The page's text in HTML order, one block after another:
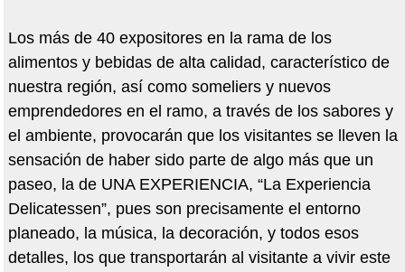
Los más de 40 expositores en la rama de los
alimentos y bebidas de alta calidad, característico de
nuestra región, así como someliers y nuevos
emprendedores en el ramo, a través de los sabores y
el ambiente, provocarán que los visitantes se lleven la
sensación de haber sido parte de algo más que un
paseo, la de UNA EXPERIENCIA, “La Experiencia
Delicatessen”, pues son precisamente el entorno
planeado, la música, la decoración, y todos esos
detalles, los que transportarán al visitante a vivir este